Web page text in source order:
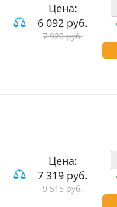
(LED)
металл
Цена:
6 092 руб.
7 920 руб.
(LED)
Цена:
7 319 руб.
9 515 руб.